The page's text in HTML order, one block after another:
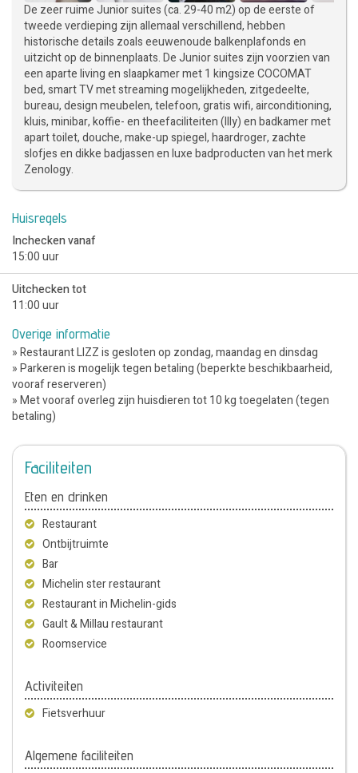
De zeer ruime Junior suites (ca. 29-40 m2) op de eerste of
tweede verdieping zijn allemaal verschillend, hebben
historische details zoals eeuwenoude balkenplafonds en
uitzicht op de binnenplaats. De Junior suites zijn voorzien van
een aparte living en slaapkamer met 1 kingsize COCOMAT
bed, smart TV met streaming mogelijkheden, zitgedeelte,
bureau, design meubelen, telefoon, gratis wifi, airconditioning,
kluis, minibar, koffie- en theefaciliteiten (Illy) en badkamer met
apart toilet, douche, make-up spiegel, haardroger, zachte
slofjes en dikke badjassen en luxe badproducten van het merk
Zenology.
Huisregels
Inchecken vanaf
15:00 uur
Uitchecken tot
11:00 uur
Overige informatie
» Restaurant LIZZ is gesloten op zondag, maandag en dinsdag
» Parkeren is mogelijk tegen betaling (beperkte beschikbaarheid,
vooraf reserveren)
» Met vooraf overleg zijn huisdieren tot 10 kg toegelaten (tegen
betaling)
Faciliteiten
Eten en drinken
Restaurant
Ontbijtruimte
Bar
Michelin ster restaurant
Restaurant in Michelin-gids
Gault & Millau restaurant
Roomservice
Activiteiten
Fietsverhuur
Algemene faciliteiten